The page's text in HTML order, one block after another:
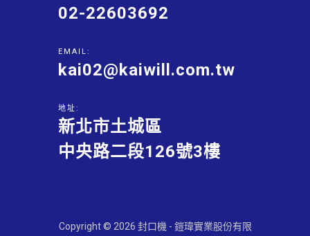
02-22603692
EMAIL:
kai02@kaiwill.com.tw
地址:
新北市土城區
中央路二段126號3樓
Copyright © 2026 封口機 - 鎧瑋實業股份有限